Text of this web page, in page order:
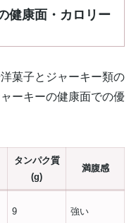
健康面・カロリー
菓子とジャーキー類の
ーキーの健康面での優
タンパク質
(g)
満腹感
9 強い